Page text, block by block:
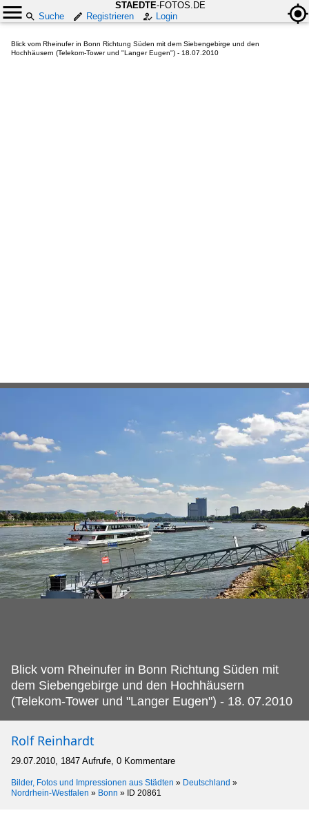
STAEDTE-FOTOS.DE
Suche
Registrieren Login
Blick vom Rheinufer in Bonn Richtung Süden mit dem Siebengebirge und den
Hochhäusern (Telekom-Tower und "Langer Eugen") - 18.07.2010
Blick vom Rheinufer in Bonn Richtung Süden mit
dem Siebengebirge und den Hochhäusern
(Telekom-Tower und "Langer Eugen") - 18. 07.2010
Rolf Reinhardt
29.07.2010, 1847 Aufrufe, 0 Kommentare
Bilder, Fotos und Impressionen aus Städten » Deutschland »
Nordrhein-Westfalen » Bonn » ID 20861